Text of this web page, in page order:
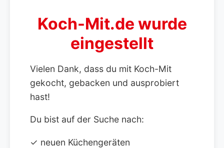
Koch-Mit.de wurde
eingestellt
Vielen Dank, dass du mit Koch-Mit
gekocht, gebacken und ausprobiert
hast!
Du bist auf der Suche nach:
✓ neuen Küchengeräten